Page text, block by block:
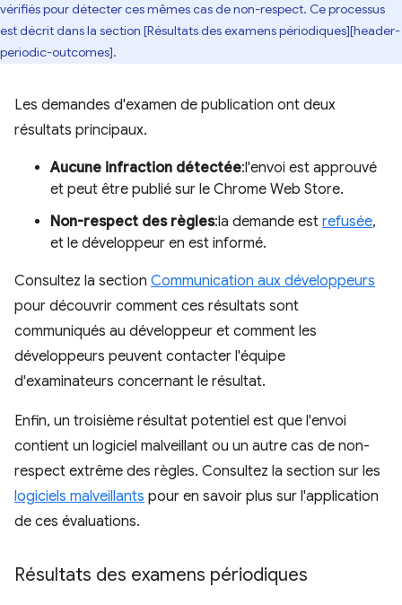
vérifiés pour détecter ces mêmes cas de non-respect. Ce processus
est décrit dans la section [Résultats des examens périodiques][header-
periodic-outcomes].
Les demandes d'examen de publication ont deux
résultats principaux.
Aucune infraction détectée:l'envoi est approuvé
et peut être publié sur le Chrome Web Store.
Non-respect des règles:la demande est refusée,
et le développeur en est informé.
Consultez la section Communication aux développeurs
pour découvrir comment ces résultats sont
communiqués au développeur et comment les
développeurs peuvent contacter l'équipe
d'examinateurs concernant le résultat.
Enfin, un troisième résultat potentiel est que l'envoi
contient un logiciel malveillant ou un autre cas de non-
respect extrême des règles. Consultez la section sur les
logiciels malveillants pour en savoir plus sur l'application
de ces évaluations.
Résultats des examens périodiques